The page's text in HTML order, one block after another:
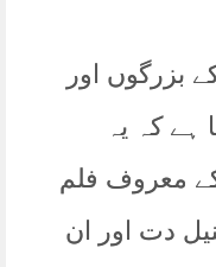
بزرگوں اور
ہے کہ یہ
کے معروف فلم
دت اور ان